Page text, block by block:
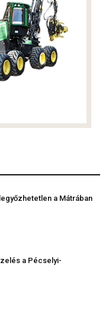
a Mátrában
a Pécselyi-